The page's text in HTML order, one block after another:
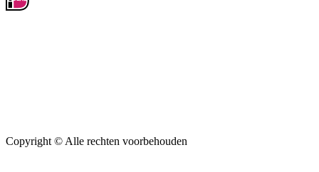
Copyright © Alle rechten voorbehouden